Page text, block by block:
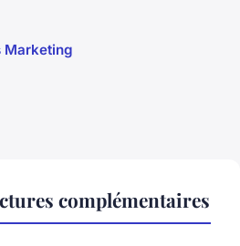
Marketing
complémentaires